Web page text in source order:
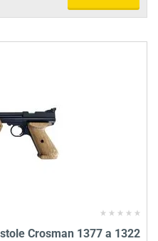
Crosman 1377 a 1322